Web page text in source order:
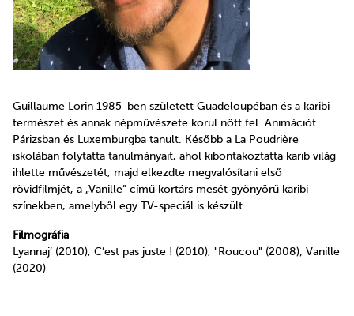
Guillaume Lorin 1985-ben született Guadeloupéban és a karibi
természet és annak népművészete körül nőtt fel. Animációt
Párizsban és Luxemburgba tanult. Később a La Poudrière
iskolában folytatta tanulmányait, ahol kibontakoztatta karib világ
ihlette művészetét, majd elkezdte megvalósítani első
rövidfilmjét, a „Vanille” című kortárs mesét gyönyörű karibi
színekben, amelyből egy TV-speciál is készült.
Filmográfia
Lyannaj’ (2010), C’est pas juste ! (2010), "Roucou" (2008); Vanille
(2020)